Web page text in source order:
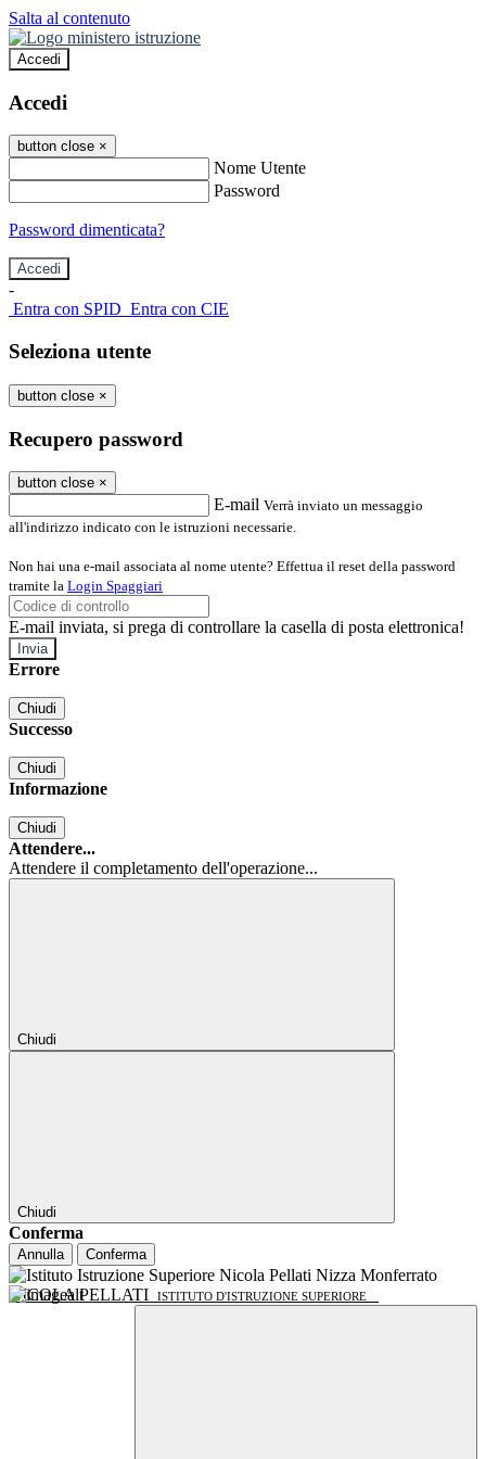
Salta al contenuto
Accedi
Accedi
button close ×
Nome Utente
Password
Password dimenticata?
-
Entra con SPID Entra con CIE
Seleziona utente
button close ×
Recupero password
button close ×
E-mail Verrà inviato un messaggio
all'indirizzo indicato con le istruzioni necessarie.
Non hai una e-mail associata al nome utente? Effettua il reset della password
tramite la Login Spaggiari
E-mail inviata, si prega di controllare la casella di posta elettronica!
Errore
Chiudi
Successo
Chiudi
Informazione
Chiudi
Attendere...
Attendere il completamento dell'operazione...
Chiudi
Chiudi
Conferma
Annulla Conferma
NICOLA PELLATI ISTITUTO D'ISTRUZIONE SUPERIORE